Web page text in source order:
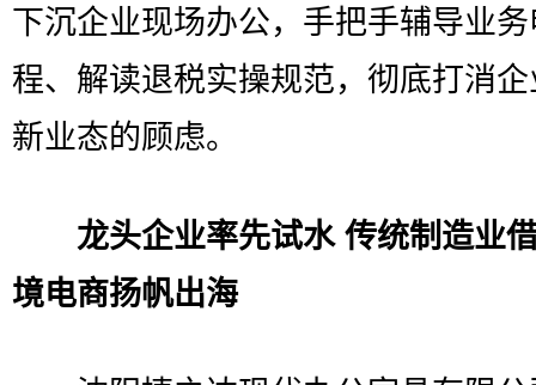
下沉企业现场办公，手把手辅导业
程、解读退税实操规范，彻底打消
新业态的顾虑。
龙头企业率先试水 传统制造业
境电商扬帆出海